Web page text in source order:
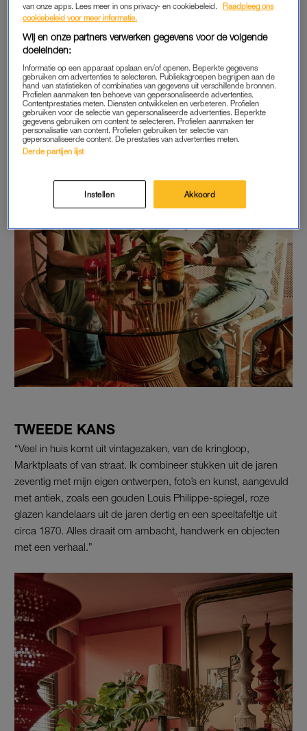
warm en rustig.”
TWEEDE KANS
“Veel in huis komt uit vintagezaken, van de kringloop,
Marktplaats of van straat. Ik combineer stukken uit de jaren
zeventig met mijn eigen ontwerpen, foto’s en kunst, aangevuld
met antiek, zoals een gouden Louis Philippe-spiegel, roze
glazen kandelaars uit de jaren dertig en een speeltafeltje uit
circa 1870. Alles draait om ambacht, handwerk en objecten
met een verhaal.”
van onze apps. Lees meer in ons privacy- en cookiebeleid.
Raadpleeg ons
cookiebeleid voor meer informatie.
Wij en onze partners verwerken gegevens voor de volgende
doeleinden:
Informatie op een apparaat opslaan en/of openen. Beperkte gegevens
gebruiken om advertenties te selecteren. Publieksgroepen begrijpen aan de
hand van statistieken of combinaties van gegevens uit verschillende bronnen.
Profielen aanmaken ten behoeve van gepersonaliseerde advertenties.
Contentprestaties meten. Diensten ontwikkelen en verbeteren. Profielen
gebruiken voor de selectie van gepersonaliseerde advertenties. Beperkte
gegevens gebruiken om content te selecteren. Profielen aanmaken ter
personalisatie van content. Profielen gebruiken ter selectie van
gepersonaliseerde content. De prestaties van advertenties meten.
Derde partijen lijst
Instellen Akkoord